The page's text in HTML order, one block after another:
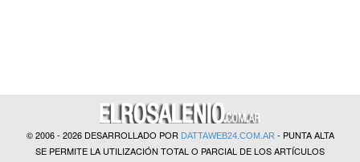
© 2006 - 2026 DESARROLLADO POR DATTAWEB24.COM.AR- PUNTA ALTA
SE PERMITE LA UTILIZACIÓN TOTAL O PARCIAL DE LOS ARTÍCULOS